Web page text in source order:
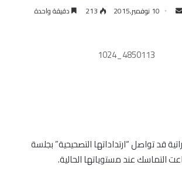
أرسل 10 نوفمبر,2015 213 دقيقة واحدة
قد تواصل “ارتداداتها التصحيحية” بجلسة
التماسك عند مستوياتها الحالية.